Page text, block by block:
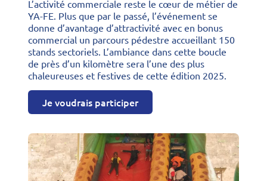
L’activité commerciale reste le cœur de métier de
YA-FE. Plus que par le passé, l’événement se
donne d’avantage d’attractivité avec en bonus
commercial un parcours pédestre accueillant 150
stands sectoriels. L’ambiance dans cette boucle
de près d’un kilomètre sera l’une des plus
chaleureuses et festives de cette édition 2025.
Je voudrais participer